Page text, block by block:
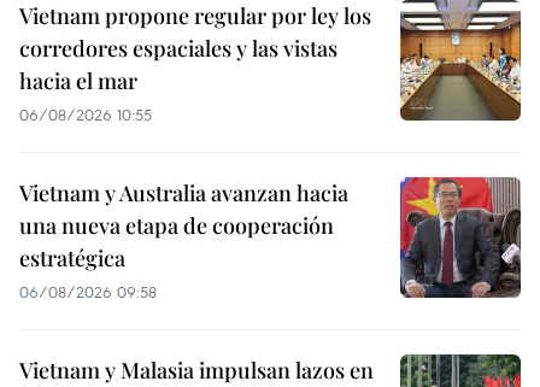
Vietnam propone regular por ley los
corredores espaciales y las vistas
hacia el mar
06/08/2026 10:55
Vietnam y Australia avanzan hacia
una nueva etapa de cooperación
estratégica
06/08/2026 09:58
Vietnam y Malasia impulsan lazos en